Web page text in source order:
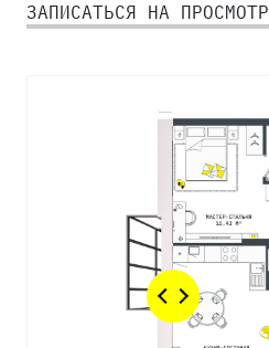
ЗАПИСАТЬСЯ НА ПРОСМОТР